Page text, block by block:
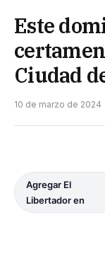
Este
Ciudad
10 de marzo de 2024
Agregar El
Libertador en